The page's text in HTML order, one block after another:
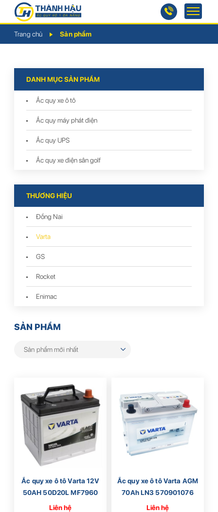
Trang chủ Sản phẩm
DANH MỤC SẢN PHẨM
Ắc quy xe ô tô
Ắc quy máy phát điện
Ắc quy UPS
Ắc quy xe điện sân golf
THƯƠNG HIỆU
Đồng Nai
Varta
GS
Rocket
Enimac
SẢN PHẨM
Ắc quy xe ô tô Varta 12V
50AH 50D20L MF7960
Liên hệ
Ắc quy xe ô tô Varta AGM
70Ah LN3 570901076
Liên hệ